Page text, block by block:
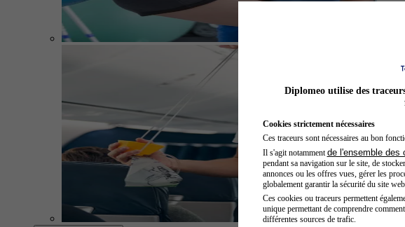
Diplomeo utilise des
Cookies strictement nécessaires
Ces traceurs sont nécessaires au bon
Il s'agit notamment de l'ensemble des
pendant sa navigation sur le site, de
annonces ou les offres vues, gérer les
globalement garantir la sécurité du site
Ces cookies ou traceurs permettent
unique permettant de comprendre
différentes sources de trafic.